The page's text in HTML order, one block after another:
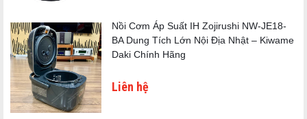
Nồi Gang Kuroganejikomi – Luyện Kim Phục Vụ Vị
Ngon
Áp suất cao cần một chiếc nồi đặc biệt để phát huy tối đa tác
dụng. ZOJIRUSHI đã giải quyết điều này bằng
Kamado Gama" kuroganejikomi (鉄～くろがね仕込み～豪炎
nhân hoá
Wagaya Daki – 81 chế độ nấu (わが家炊き)
Hẹn giờ 2 mốc hẹn giờ độc lập
Màn hình LCD tương phản cao, dễ đọc
Nắp trong Tháo rời được, rửa riêng (洗える内ぶた)
Mặt bảng
Nồi Cơm Áp Suất IH Zojirushi NW-JE18-
BA Dung Tích Lớn Nội Địa Nhật – Kiwame
Daki Chính Hãng
Liên hệ